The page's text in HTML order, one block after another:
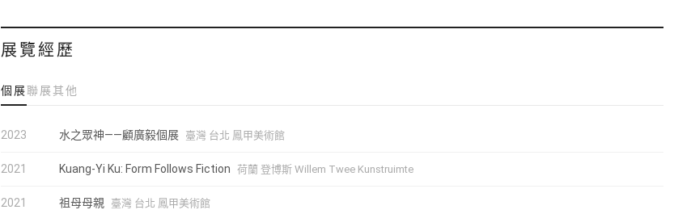
展覽經歷
個展聯展 其他
2023 水之眾神——顧廣毅個展 臺灣 台北 鳳甲美術館
2021 Kuang-Yi Ku: Form Follows Fiction 荷蘭 登博斯 Willem Twee Kunstruimte
2021 祖母母親 臺灣 台北 鳳甲美術館